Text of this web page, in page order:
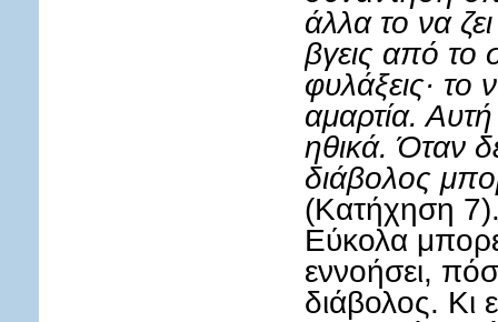
άλλα το να
βγεις από το
φυλάξεις· το
αμαρτία.
ηθικά. Όταν
διάβολος
(Κατήχηση
Εύκολα
εννοήσει,
διάβολος.